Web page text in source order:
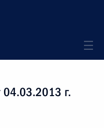
04.03.2013 г.